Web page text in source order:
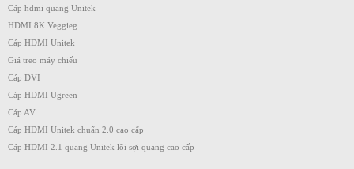
Cáp hdmi quang Unitek
HDMI 8K Veggieg
Cáp HDMI Unitek
Giá treo máy chiếu
Cáp DVI
Cáp HDMI Ugreen
Cáp AV
Cáp HDMI Unitek chuẩn 2.0 cao cấp
Cáp HDMI 2.1 quang Unitek lõi sợi quang cao cấp